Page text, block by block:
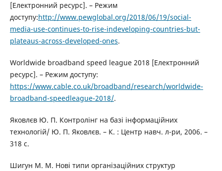
[Електронний ресурс]. – Режим
доступу:http://www.pewglobal.org/2018/06/19/social-
media-use-continues-to-rise-indeveloping-countries-but-
plateaus-across-developed-ones.
Worldwide broadband speed league 2018 [Електронний
ресурс]. – Режим доступу:
https://www.cable.co.uk/broadband/research/worldwide-
broadband-speedleague-2018/.
Яковлєв Ю. П. Контролінг на базі інформаційних
технологій/ Ю. П. Яковлєв. – К. : Центр навч. л-ри, 2006. –
318 с.
Шигун М. М. Нові типи організаційних структур